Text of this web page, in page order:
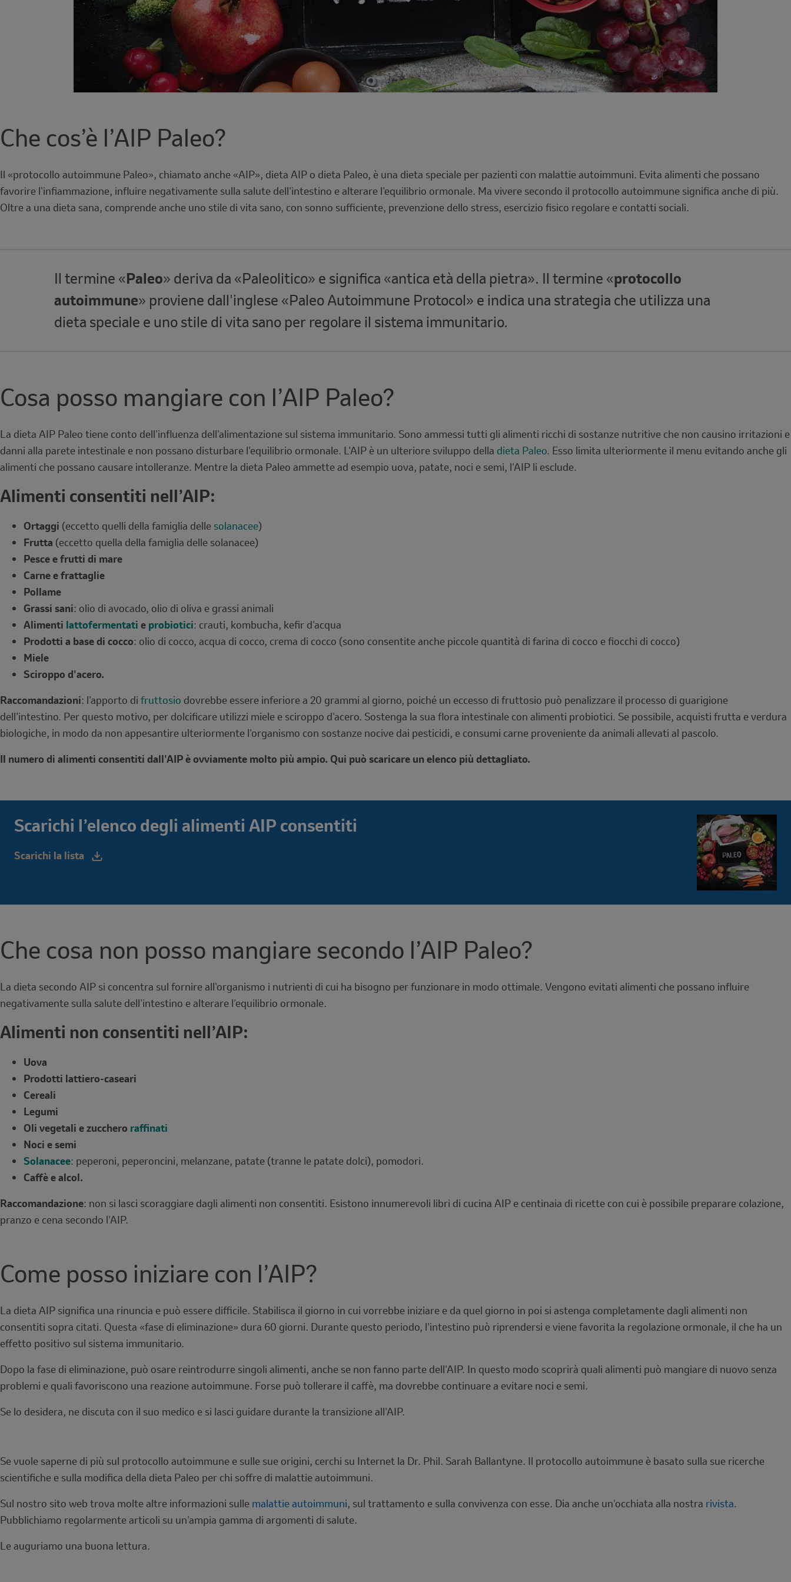
Che cos’è l’AIP Paleo?
Il «protocollo autoimmune Paleo», chiamato anche «AIP», dieta AIP o dieta Paleo, è una dieta speciale per pazienti con malattie autoimmuni. Evita alimenti che possano
favorire l'infiammazione, influire negativamente sulla salute dell'intestino e alterare l'equilibrio ormonale. Ma vivere secondo il protocollo autoimmune significa anche di più.
Oltre a una dieta sana, comprende anche uno stile di vita sano, con sonno sufficiente, prevenzione dello stress, esercizio fisico regolare e contatti sociali.
Note
Il termine «Paleo» deriva da «Paleolitico» e significa «antica età della pietra». Il termine «protocollo
autoimmune» proviene dall'inglese «Paleo Autoimmune Protocol» e indica una strategia che utilizza una
dieta speciale e uno stile di vita sano per regolare il sistema immunitario.
Cosa posso mangiare con l’AIP Paleo?
La dieta AIP Paleo tiene conto dell'influenza dell'alimentazione sul sistema immunitario. Sono ammessi tutti gli alimenti ricchi di sostanze nutritive che non causino irritazioni e
danni alla parete intestinale e non possano disturbare l'equilibrio ormonale. L'AIP è un ulteriore sviluppo della dieta Paleo. Esso limita ulteriormente il menu evitando anche gli
alimenti che possano causare intolleranze. Mentre la dieta Paleo ammette ad esempio uova, patate, noci e semi, l'AIP li esclude.
Alimenti consentiti nell’AIP:
Ortaggi (eccetto quelli della famiglia delle solanacee)
Frutta (eccetto quella della famiglia delle solanacee)
Pesce e frutti di mare
Carne e frattaglie
Pollame
Grassi sani: olio di avocado, olio di oliva e grassi animali
Alimenti lattofermentati e probiotici: crauti, kombucha, kefir d'acqua
Prodotti a base di cocco: olio di cocco, acqua di cocco, crema di cocco (sono consentite anche piccole quantità di farina di cocco e fiocchi di cocco)
Miele
Sciroppo d'acero.
Raccomandazioni: l’apporto di fruttosio dovrebbe essere inferiore a 20 grammi al giorno, poiché un eccesso di fruttosio può penalizzare il processo di guarigione
dell’intestino. Per questo motivo, per dolcificare utilizzi miele e sciroppo d'acero. Sostenga la sua flora intestinale con alimenti probiotici. Se possibile, acquisti frutta e verdura
biologiche, in modo da non appesantire ulteriormente l'organismo con sostanze nocive dai pesticidi, e consumi carne proveniente da animali allevati al pascolo.
Il numero di alimenti consentiti dall'AIP è ovviamente molto più ampio. Qui può scaricare un elenco più dettagliato.
Scarichi l’elenco degli alimenti AIP consentiti
Scarichi la lista
Che cosa non posso mangiare secondo l’AIP Paleo?
La dieta secondo AIP si concentra sul fornire all'organismo i nutrienti di cui ha bisogno per funzionare in modo ottimale. Vengono evitati alimenti che possano influire
negativamente sulla salute dell'intestino e alterare l'equilibrio ormonale.
Alimenti non consentiti nell’AIP:
Uova
Prodotti lattiero-caseari
Cereali
Legumi
Oli vegetali e zucchero raffinati
Noci e semi
Solanacee: peperoni, peperoncini, melanzane, patate (tranne le patate dolci), pomodori.
Caffè e alcol.
Raccomandazione: non si lasci scoraggiare dagli alimenti non consentiti. Esistono innumerevoli libri di cucina AIP e centinaia di ricette con cui è possibile preparare colazione,
pranzo e cena secondo l'AIP.
Come posso iniziare con l’AIP?
La dieta AIP significa una rinuncia e può essere difficile. Stabilisca il giorno in cui vorrebbe iniziare e da quel giorno in poi si astenga completamente dagli alimenti non
consentiti sopra citati. Questa «fase di eliminazione» dura 60 giorni. Durante questo periodo, l'intestino può riprendersi e viene favorita la regolazione ormonale, il che ha un
effetto positivo sul sistema immunitario.
Dopo la fase di eliminazione, può osare reintrodurre singoli alimenti, anche se non fanno parte dell'AIP. In questo modo scoprirà quali alimenti può mangiare di nuovo senza
problemi e quali favoriscono una reazione autoimmune. Forse può tollerare il caffè, ma dovrebbe continuare a evitare noci e semi.
Se lo desidera, ne discuta con il suo medico e si lasci guidare durante la transizione all'AIP.
Se vuole saperne di più sul protocollo autoimmune e sulle sue origini, cerchi su Internet la Dr. Phil. Sarah Ballantyne. Il protocollo autoimmune è basato sulla sue ricerche
scientifiche e sulla modifica della dieta Paleo per chi soffre di malattie autoimmuni.
Sul nostro sito web trova molte altre informazioni sulle malattie autoimmuni, sul trattamento e sulla convivenza con esse. Dia anche un'occhiata alla nostra rivista.
Pubblichiamo regolarmente articoli su un'ampia gamma di argomenti di salute.
Le auguriamo una buona lettura.